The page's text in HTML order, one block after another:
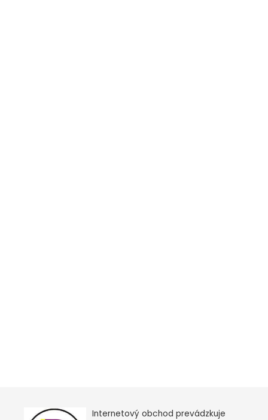
Internetový obchod prevádzkuje